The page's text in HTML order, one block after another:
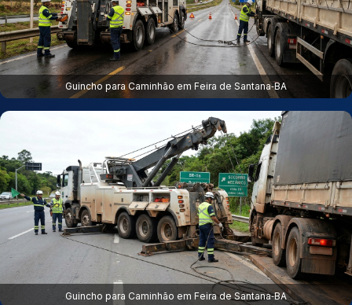
Guincho para Caminhão em Feira de Santana‑BA
Guincho para Caminhão em Feira de Santana‑BA